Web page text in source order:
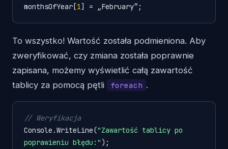
monthsOfYear[1] = „February”;
To wszystko! Wartość została podmieniona. Aby
zweryfikować, czy zmiana została poprawnie
zapisana, możemy wyświetlić całą zawartość
tablicy za pomocą pętli
foreach .
// Weryfikacja
Console.WriteLine("Zawartość tablicy po
poprawieniu błędu:"